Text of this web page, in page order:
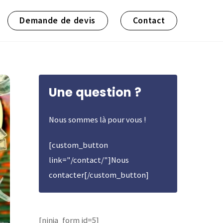
Demande de devis Contact
Une question ?
Nous sommes là pour vous !
[custom_button
link="/contact/"]Nous
contacter[/custom_button]
[ninja_form id=5]